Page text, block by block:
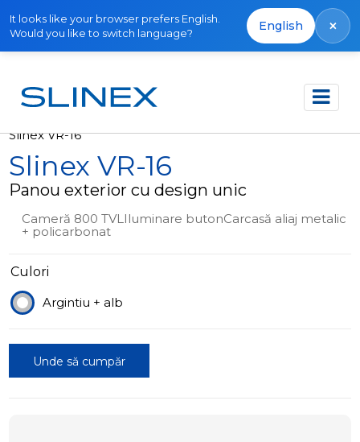
It looks like your browser prefers English.
Would you like to switch language?
English ×
Acasă Produse Ieșit din producție
Slinex VR-16
Slinex VR-16
Panou exterior cu design unic
Cameră 800 TVLIluminare butonCarcasă aliaj metalic
+ policarbonat
Culori
Argintiu + alb
Unde să cumpăr